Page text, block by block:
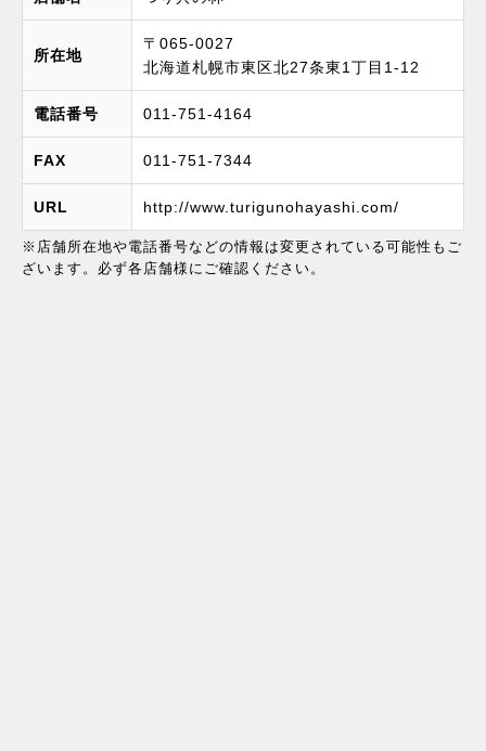
所在地
〒065-0027
北海道札幌市東区北27条東1丁目1-12
電話番号 011-751-4164
FAX 011-751-7344
URL http://www.turigunohayashi.com/
※店舗所在地や電話番号などの情報は変更されている可能性もご
ざいます。必ず各店舗様にご確認ください。